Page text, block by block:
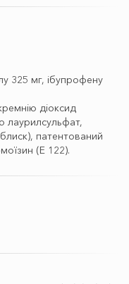
325 мг, ібупрофену
діоксид
лаурилсульфат,
патентований
(Е 122).